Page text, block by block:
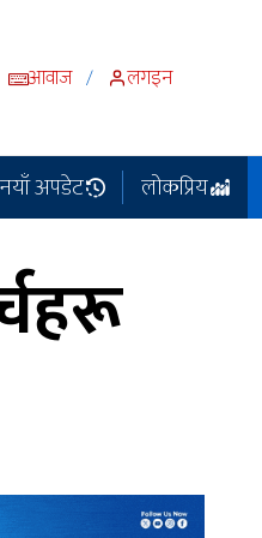
आवाज / लगइन
नयाँ अपडेट लोकप्रिय